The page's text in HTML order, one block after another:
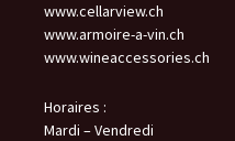
www.cellarview.ch
www.armoire-a-vin.ch
www.wineaccessories.ch
Horaires :
Mardi – Vendredi